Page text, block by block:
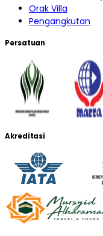
Orak Villa
Pengangkutan
Persatuan
Akreditasi